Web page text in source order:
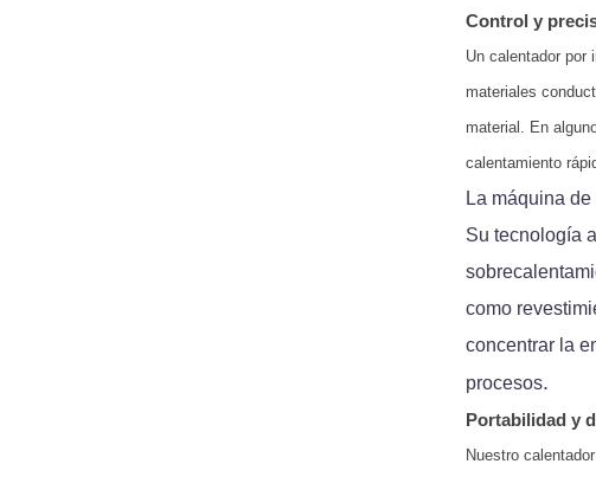
Control y
Un calentador por
materiales
material. En
calentamiento
La máquina
Su tecnología
como
concentrar la
procesos.
Portabilidad y
Nuestro